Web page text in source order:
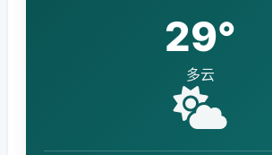
29°
多云